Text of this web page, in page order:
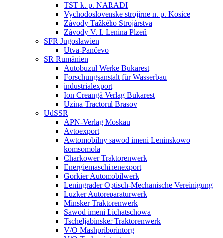
TST k. p. NARADI
Vychodoslovenske strojirne n. p. Kosice
Závody Tažkého Strojárstva
Závody V. I. Lenina Plzeň
SFR Jugoslawien
Utva-Pančevo
SR Rumänien
Autobuzul Werke Bukarest
Forschungsanstalt für Wasserbau
industrialexport
Ion Creangă Verlag Bukarest
Uzina Tractorul Brasov
UdSSR
APN-Verlag Moskau
Avtoexport
Awtomobilny sawod imeni Leninskowo
komsomola
Charkower Traktorenwerk
Energiemaschinenexport
Gorkier Automobilwerk
Leningrader Optisch-Mechanische Vereinigung
Luzker Autoreparaturwerk
Minsker Traktorenwerk
Sawod imeni Lichatschowa
Tscheljabinsker Traktorenwerk
V/O Mashpriborintorg